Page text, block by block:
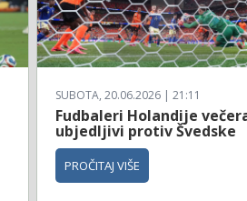
SUBOTA, 20.06.2026 | 21:11
Fudbaleri Holandije
ubjedljivi protiv Švedske
PROČITAJ VIŠE